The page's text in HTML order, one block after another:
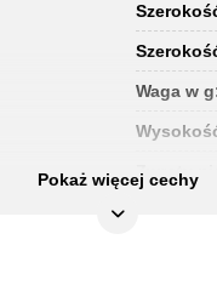
Waga w
Zwroty
Pokaż więcej cechy